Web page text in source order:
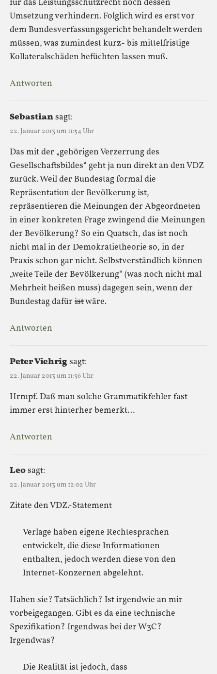
für das Leistungsschutzrecht noch dessen
Umsetzung verhindern. Folglich wird es erst vor
dem Bundesverfassungsgericht behandelt werden
müssen, was zumindest kurz- bis mittelfristige
Kollateralschäden befüchten lassen muß.
Antworten
Sebastiansagt:
22. Januar 2013 um 11:54 Uhr
Das mit der „gehörigen Verzerrung des
Gesellschaftsbildes“ geht ja nun direkt an den VDZ
zurück. Weil der Bundestag formal die
Repräsentation der Bevölkerung ist,
repräsentieren die Meinungen der Abgeordneten
in einer konkreten Frage zwingend die Meinungen
der Bevölkerung? So ein Quatsch, das ist noch
nicht mal in der Demokratietheorie so, in der
Praxis schon gar nicht. Selbstverständlich können
„weite Teile der Bevölkerung“ (was noch nicht mal
Mehrheit heißen muss) dagegen sein, wenn der
Bundestag dafür istwäre.
Antworten
Peter Viehrigsagt:
22. Januar 2013 um 11:56 Uhr
Hrmpf. Daß man solche Grammatikfehler fast
immer erst hinterher bemerkt…
Antworten
Leosagt:
22. Januar 2013 um 12:02 Uhr
Zitate den VDZ.-Statement
Verlage haben eigene Rechtesprachen
entwickelt, die diese Informationen
enthalten, jedoch werden diese von den
Internet-Konzernen abgelehnt.
Haben sie? Tatsächlich? Ist irgendwie an mir
vorbeigegangen. Gibt es da eine technische
Spezifikation? Irgendwas bei der W3C?
Irgendwas?
Die Realität ist jedoch, dass